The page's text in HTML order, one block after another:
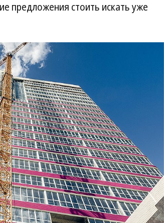
предложения стоить искать уже